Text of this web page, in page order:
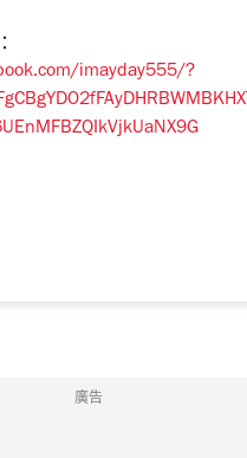
imayday555/?
廣告